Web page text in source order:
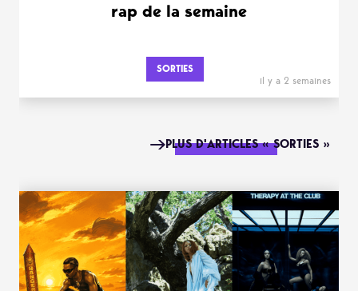
rap de la semaine
SORTIES
il y a 2 semaines
PLUS D'ARTICLES « SORTIES »